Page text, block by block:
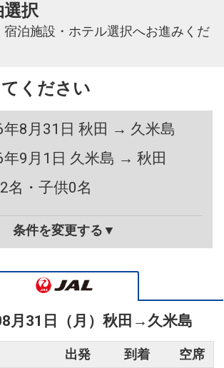
選択
泊施設・ホテル選択へお進みくだ
ください
年8月31日 秋田 → 久米島
年9月1日 久米島 → 秋田
名・子供0名
条件を変更する▼
月31日（月） 秋田 → 久米島
出発 到着 空席